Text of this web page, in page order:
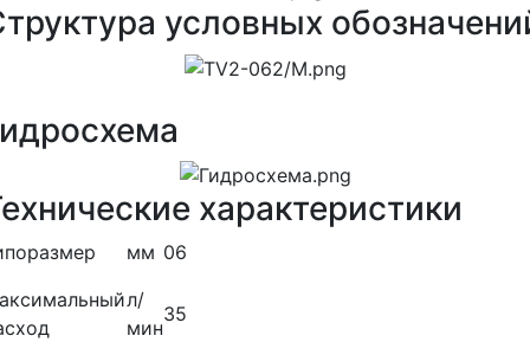
условных
характеристики
мм 06
л/
мин
35